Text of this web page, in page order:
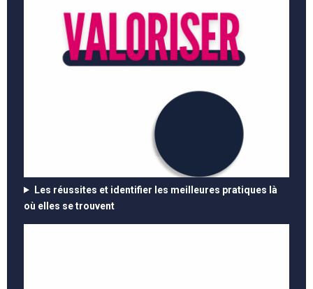
Les réussites et identifier les meilleures pratiques là
où elles se trouvent